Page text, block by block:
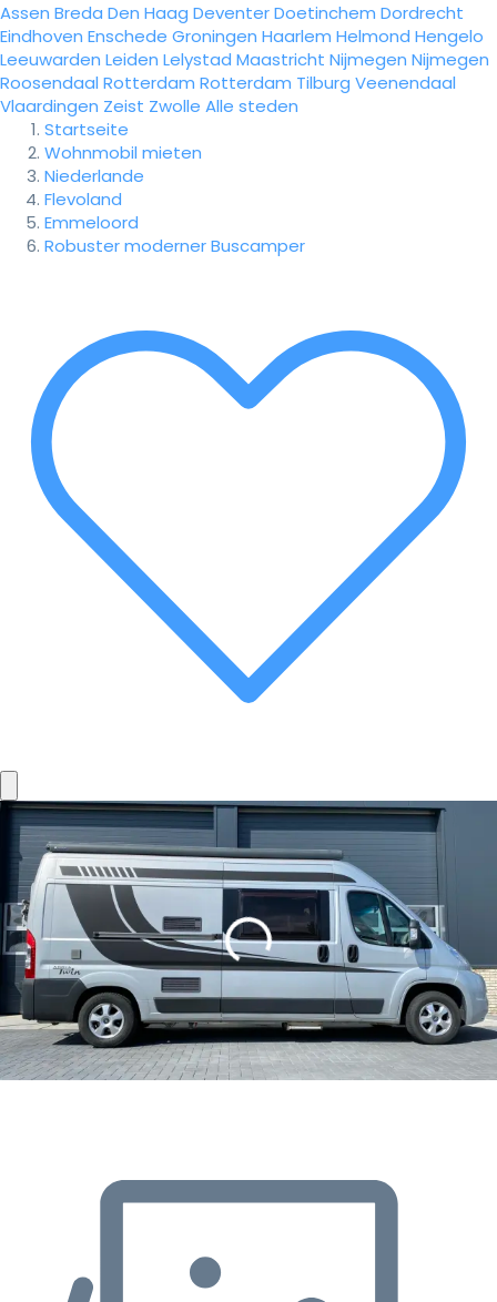
Assen Breda Den Haag DeventerDoetinchem Dordrecht
Eindhoven Enschede Groningen Haarlem Helmond Hengelo
Leeuwarden Leiden Lelystad Maastricht Nijmegen Nijmegen
Roosendaal Rotterdam Rotterdam Tilburg Veenendaal
Vlaardingen Zeist Zwolle Alle steden
Startseite
Wohnmobil mieten
Niederlande
Flevoland
Emmeloord
Robuster moderner Buscamper